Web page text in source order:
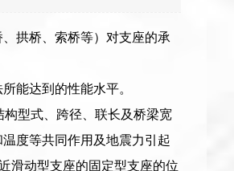
拱桥、索桥等）对支座的承
能达到的性能水平。
型式、跨径、联长及桥梁宽
度等共同作用及地震力引起
滑动型支座的固定型支座的位